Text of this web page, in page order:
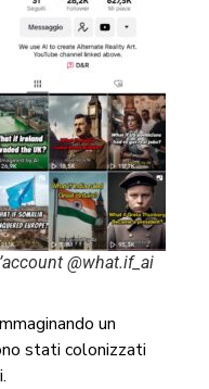
@what.if_ai
un
stati colonizzati